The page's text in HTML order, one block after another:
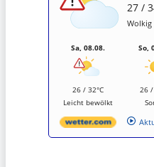
27 /
Wolkig
Sa, 08.08.
26 / 32°C
Leicht bewölkt
So,
26 /